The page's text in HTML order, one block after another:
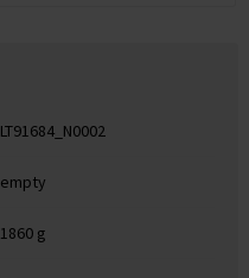
LT91684_N0002
empty
1860 g